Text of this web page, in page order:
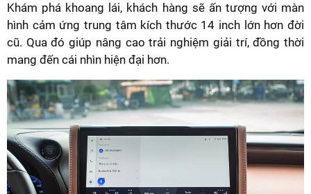
Khám phá khoang lái, khách hàng sẽ ấn tượng với màn
hình cảm ứng trung tâm kích thước 14 inch lớn hơn đời
cũ. Qua đó giúp nâng cao trải nghiệm giải trí, đồng thời
mang đến cái nhìn hiện đại hơn.